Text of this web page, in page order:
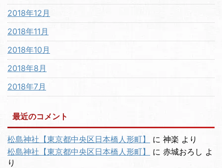
2018年12月
2018年11月
2018年10月
2018年8月
2018年7月
最近のコメント
松島神社【東京都中央区日本橋人形町】 に 神楽 より
松島神社【東京都中央区日本橋人形町】
に 赤城おろし よ
り